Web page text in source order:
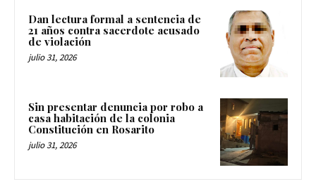
Dan lectura formal a sentencia de
21 años contra sacerdote acusado
de violación
julio 31, 2026
Sin presentar denuncia por robo a
casa habitación de la colonia
Constitución en Rosarito
julio 31, 2026